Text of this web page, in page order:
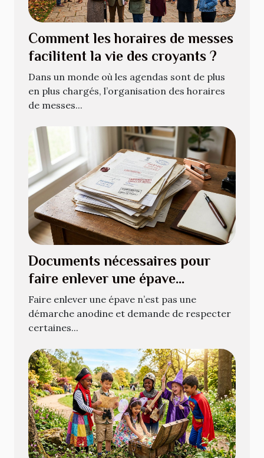
Comment les horaires de messes
facilitent la vie des croyants ?
Dans un monde où les agendas sont de plus
en plus chargés, l’organisation des horaires
de messes...
Documents nécessaires pour
faire enlever une épave
légalement
Faire enlever une épave n’est pas une
démarche anodine et demande de respecter
certaines...